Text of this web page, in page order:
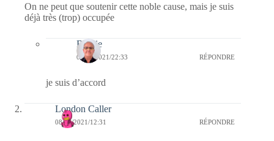
On ne peut que soutenir cette noble cause, mais je suis
déjà très (trop) occupée
Bernie
08/07/2021/22:33 RÉPONDRE
je suis d’accord
London Caller
08/07/2021/12:31 RÉPONDRE